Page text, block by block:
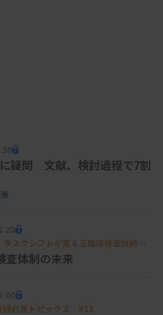
疑問 文献、検討過程で7割
タスクシフトが変える臨床検査技師の
から読み解く未来（下）
査体制の未来
師必見トピックス #13